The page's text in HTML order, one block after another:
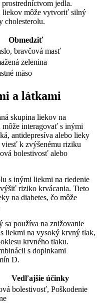
jedla.
liekov môže vytvoriť silný
cholesterolu.
Obmedziť
bravčová masť
zelenina
mäso
a látkami
skupina liekov na
interagovať s inými
antidepresíva alebo lieky
k zvýšenému riziku
bolestivosť alebo
s inými liekmi na riedenie
riziko krvácania. Tieto
na diabetes, čo môže
sa používa na znižovanie
liekmi na vysoký krvný tlak,
krvného tlaku.
s doplnkami
D.
Vedľajšie účinky
bolestivosť, Poškodenie